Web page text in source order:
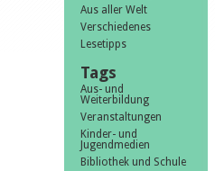
Aus aller Welt
Verschiedenes
Lesetipps
Tags
Aus- und
Weiterbildung
Veranstaltungen
Kinder- und
Jugendmedien
Bibliothek und Schule